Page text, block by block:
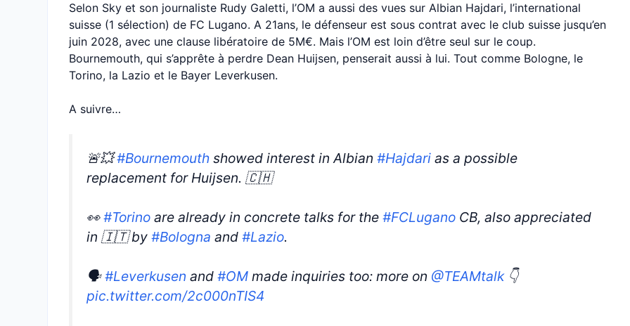
Selon Sky et son journaliste Rudy Galetti, l’OM a aussi des vues sur Albian Hajdari, l’international
suisse (1 sélection) de FC Lugano. A 21ans, le défenseur est sous contrat avec le club suisse jusqu’en
juin 2028, avec une clause libératoire de 5M€. Mais l’OM est loin d’être seul sur le coup.
Bournemouth, qui s’apprête à perdre Dean Huijsen, penserait aussi à lui. Tout comme Bologne, le
Torino, la Lazio et le Bayer Leverkusen.
A suivre…
🚨💥#Bournemouth showed interest in Albian #Hajdari as a possible
replacement for Huijsen. 🇨🇭
👀#Torino are already in concrete talks for the #FCLugano CB, also appreciated
in 🇮🇹 by #Bologna and #Lazio.
🗣️#Leverkusen and #OM made inquiries too: more on @TEAMtalk👇
pic.twitter.com/2c000nTIS4